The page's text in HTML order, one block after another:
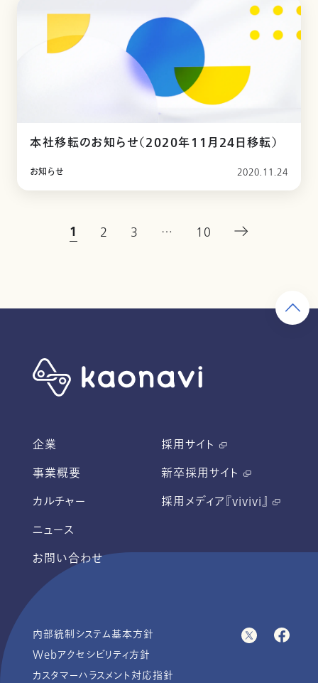
本社移転のお知らせ（2020年11月24日移転）
お知らせ 2020.11.24
1 2 3 … 10
企業
事業概要
カルチャー
ニュース
お問い合わせ
採用サイト
新卒採用サイト
採用メディア『vivivi』
内部統制システム基本方針
Webアクセシビリティ方針
カスタマーハラスメント対応指針